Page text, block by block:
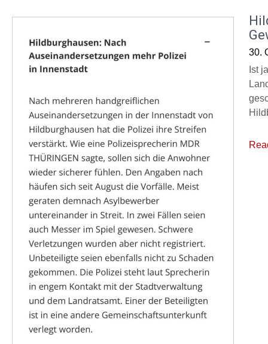
30.
Ist